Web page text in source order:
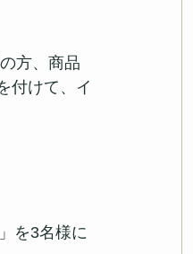
方、商品
付けて、イ
を3名様に